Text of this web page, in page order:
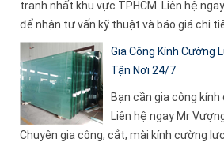
tranh nhất khu vực TPHCM. Liên hệ
để nhận tư vấn kỹ thuật và báo giá chi
Gia Công Kính Cường
Tận Nơi 24/7
Bạn cần gia công
Liên hệ ngay Mr
Chuyên gia công, cắt, mài kính cường